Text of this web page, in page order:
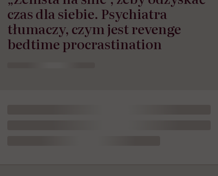
czas dla siebie. Psychiatra
tłumaczy, czym jest revenge
bedtime procrastination